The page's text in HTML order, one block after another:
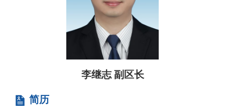
李继志 副区长
简历